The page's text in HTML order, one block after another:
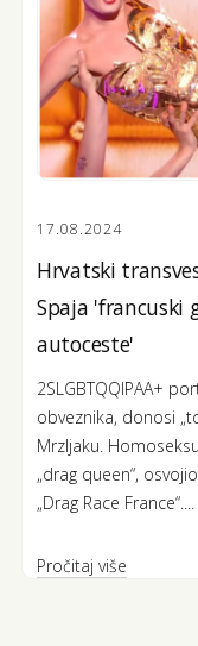
17.08.2024
Hrvatski
Spaja 'francuski
autoceste'
2SLGBTQQIPAA+
obveznika, donosi
Mrzljaku.
„drag queen“,
„Drag Race France“....
Pročitaj više